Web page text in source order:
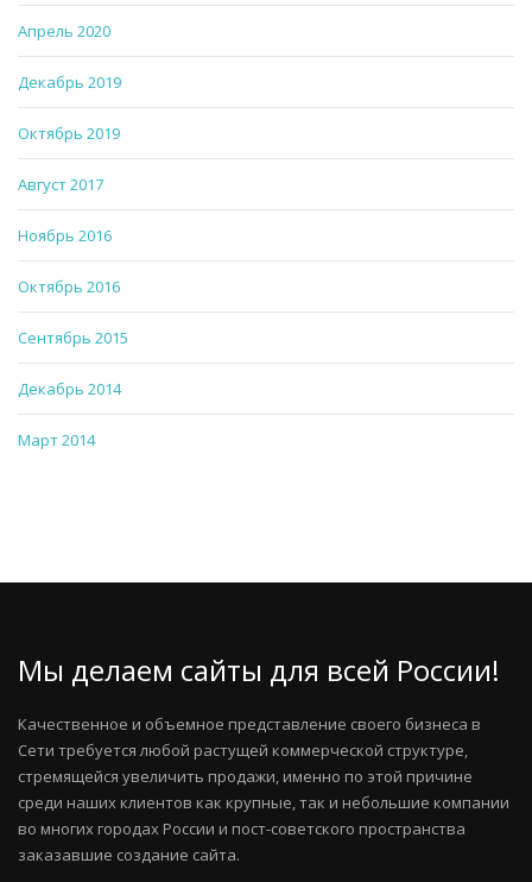
Апрель 2020
Декабрь 2019
Октябрь 2019
Август 2017
Ноябрь 2016
Октябрь 2016
Сентябрь 2015
Декабрь 2014
Март 2014
Мы делаем сайты для всей России!
Качественное и объемное представление своего бизнеса в
Сети требуется любой растущей коммерческой структуре,
стремящейся увеличить продажи, именно по этой причине
среди наших клиентов как крупные, так и небольшие компании
во многих городах России и пост-советского пространства
заказавшие создание сайта.